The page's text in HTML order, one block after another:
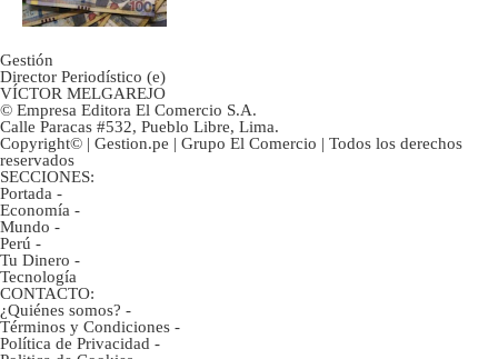
Gestión
Director Periodístico (e)
VÍCTOR MELGAREJO
© Empresa Editora El Comercio S.A.
Calle Paracas #532, Pueblo Libre, Lima.
Copyright© | Gestion.pe | Grupo El Comercio | Todos los derechos
reservados
SECCIONES:
Portada -
Economía -
Mundo -
Perú -
Tu Dinero -
Tecnología
CONTACTO:
¿Quiénes somos? -
Términos y Condiciones -
Política de Privacidad -